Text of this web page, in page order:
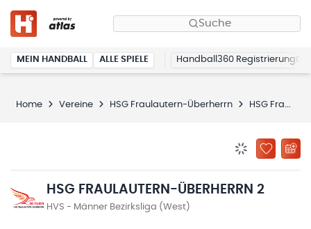
Suche
MEIN HANDBALL ALLE SPIELE Handball360 Registrierung
Home Vereine HSG Fraulautern-Überherrn HSG Fraulautern-Überherrn 2
ZU
HSG FRAULAUTERN-ÜBERHERRN 2
HVS - Männer Bezirksliga (West)